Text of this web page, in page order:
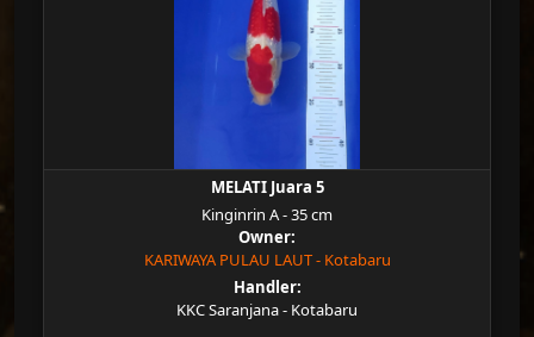
MELATI Juara 5
Kinginrin A - 35 cm
Owner:
KARIWAYA PULAU LAUT - Kotabaru
Handler:
KKC Saranjana - Kotabaru